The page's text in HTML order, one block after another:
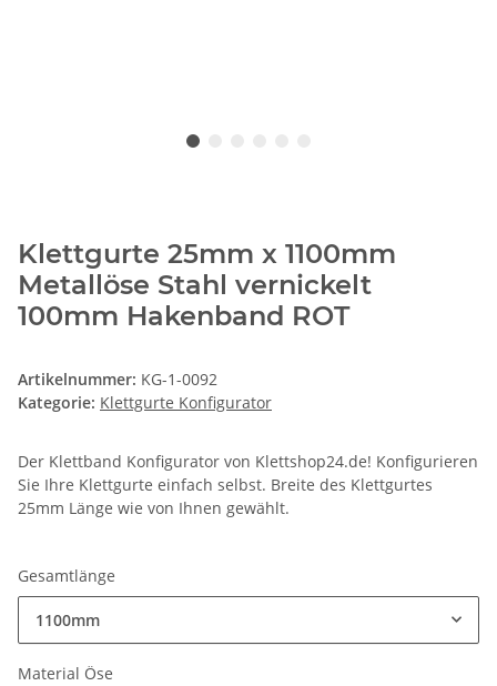
Klettgurte 25mm x 1100mm
Metallöse Stahl vernickelt
100mm Hakenband ROT
Artikelnummer: KG-1-0092
Kategorie: Klettgurte Konfigurator
Der Klettband Konfigurator von Klettshop24.de! Konfigurieren
Sie Ihre Klettgurte einfach selbst. Breite des Klettgurtes
25mm Länge wie von Ihnen gewählt.
Gesamtlänge
1100mm
Material Öse